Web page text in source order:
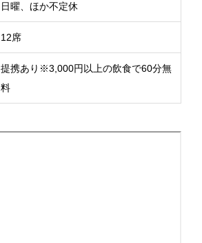
日曜、ほか不定休
12席
提携あり※3,000円以上の飲食で60分無
料